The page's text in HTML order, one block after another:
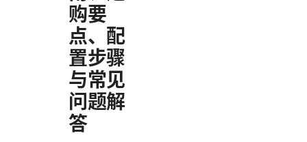
购要
点、配
置步骤
与常见
问题解
答